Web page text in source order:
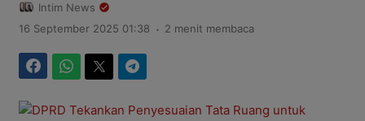
Intim News
16 September 2025 01:38 . 2 menit membaca